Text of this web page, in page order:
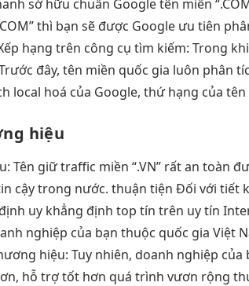
sở hữu chuẩn Googletên miền
thì bạn sẽ được Google ưu tiên
hạng trên công cụ tìm kiếm: Trong
đây, tên miền quốc gia luôn phân
local hoá của Google, thứ hạng của tên
hiệu
Tên giữ traffic miền “.VN” rất an toàn
cậytrong nước.thuận tiện Đối vớitiết
định uy khẳng định top tín trên uy tín
nghiệp của bạn thuộc quốc gia Việt
hiệu: Tuy nhiên, doanh nghiệp của
hỗ trợ tốt hơn quá trình vươn rộng